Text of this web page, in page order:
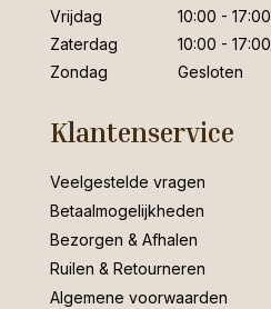
Vrijdag
10:00 - 17:00
Zaterdag
10:00 - 17:00
Zondag
Gesloten
Klantenservice
Veelgestelde vragen
Betaalmogelijkheden
Bezorgen & Afhalen
Ruilen & Retourneren
Algemene voorwaarden